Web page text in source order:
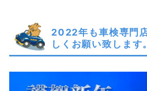
2022年も車検専門
しくお願い致します。